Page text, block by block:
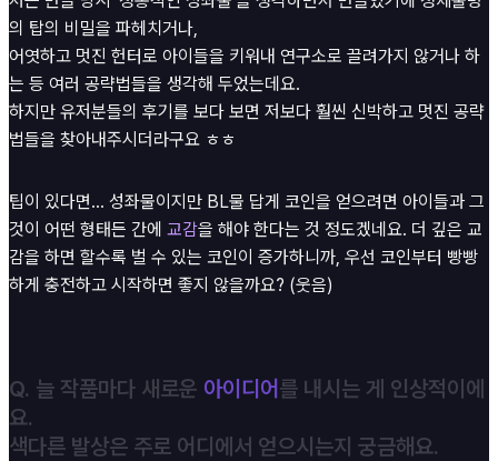
의 탑의 비밀을 파헤치거나,
어엿하고 멋진 헌터로 아이들을 키워내 연구소로 끌려가지 않거나 하
는 등 여러 공략법들을 생각해 두었는데요.
하지만 유저분들의 후기를 보다 보면 저보다 훨씬 신박하고 멋진 공략
법들을 찾아내주시더라구요 ㅎㅎ
팁이 있다면... 성좌물이지만 BL물 답게 코인을 얻으려면 아이들과 그
것이 어떤 형태든 간에 교감을 해야 한다는 것 정도겠네요. 더 깊은 교
감을 하면 할수록 벌 수 있는 코인이 증가하니까, 우선 코인부터 빵빵
하게 충전하고 시작하면 좋지 않을까요? (웃음)
Q. 늘 작품마다 새로운 아이디어 를 내시는 게 인상적이에
요.
색다른 발상은 주로 어디에서 얻으시는지 궁금해요.